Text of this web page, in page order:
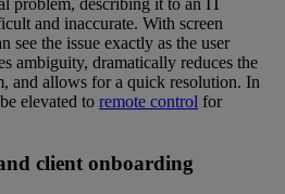
problem, describing it to an IT
and inaccurate. With screen
see the issue exactly as the user
ambiguity, dramatically reduces the
and allows for a quick resolution. In
elevated to remote control for
client onboarding